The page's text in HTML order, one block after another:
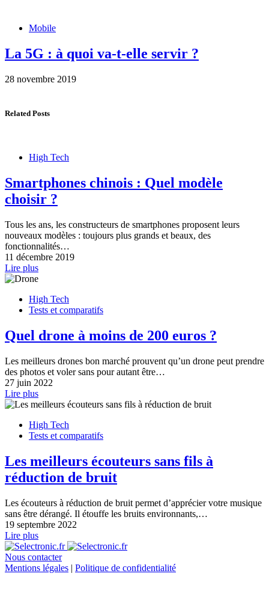
Mobile
La 5G : à quoi va-t-elle servir ?
28 novembre 2019
Related Posts
High Tech
Smartphones chinois : Quel modèle
choisir ?
Tous les ans, les constructeurs de smartphones proposent leurs
nouveaux modèles : toujours plus grands et beaux, des
fonctionnalités…
11 décembre 2019
Lire plus
High Tech
Tests et comparatifs
Quel drone à moins de 200 euros ?
Les meilleurs drones bon marché prouvent qu’un drone peut prendre
des photos et voler sans pour autant être…
27 juin 2022
Lire plus
High Tech
Tests et comparatifs
Les meilleurs écouteurs sans fils à
réduction de bruit
Les écouteurs à réduction de bruit permet d’apprécier votre musique
sans être dérangé. Il étouffe les bruits environnants,…
19 septembre 2022
Lire plus
Nous contacter
Mentions légales | Politique de confidentialité